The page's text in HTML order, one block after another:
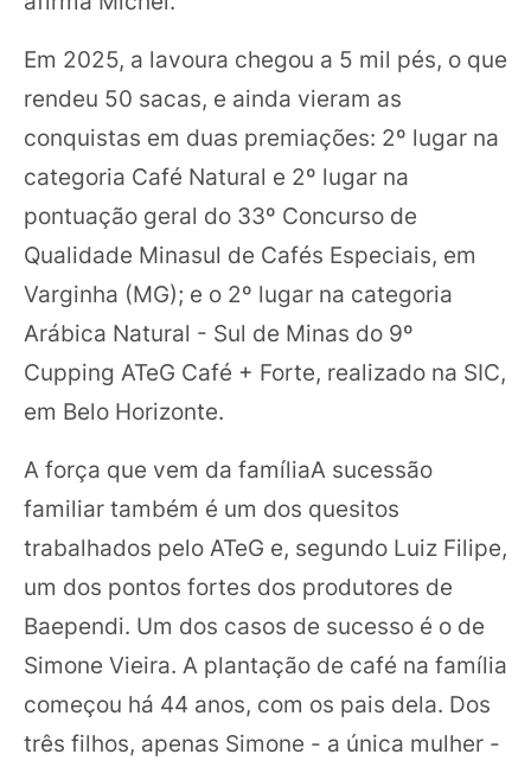
Em 2025, a lavoura chegou a 5 mil pés, o que
rendeu 50 sacas, e ainda vieram as
conquistas em duas premiações: 2º lugar na
categoria Café Natural e 2º lugar na
pontuação geral do 33º Concurso de
Qualidade Minasul de Cafés Especiais, em
Varginha (MG); e o 2º lugar na categoria
Arábica Natural - Sul de Minas do 9º
Cupping ATeG Café + Forte, realizado na SIC,
em Belo Horizonte.
A força que vem da famíliaA sucessão
familiar também é um dos quesitos
trabalhados pelo ATeG e, segundo Luiz Filipe,
um dos pontos fortes dos produtores de
Baependi. Um dos casos de sucesso é o de
Simone Vieira. A plantação de café na família
começou há 44 anos, com os pais dela. Dos
três filhos, apenas Simone - a única mulher -